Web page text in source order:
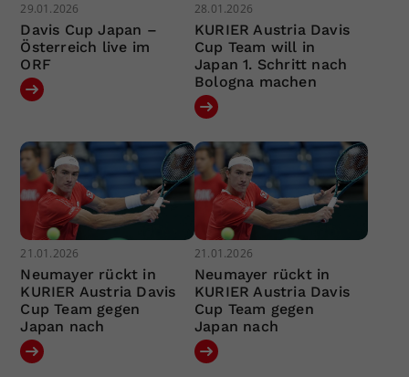
29.01.2026
Davis Cup Japan –
Österreich live im
ORF
28.01.2026
KURIER Austria Davis
Cup Team will in
Japan 1. Schritt nach
Bologna machen
21.01.2026
Neumayer rückt in
KURIER Austria Davis
Cup Team gegen
Japan nach
21.01.2026
Neumayer rückt in
KURIER Austria Davis
Cup Team gegen
Japan nach